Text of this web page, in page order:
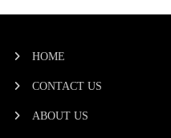
HOME
CONTACT US
ABOUT US